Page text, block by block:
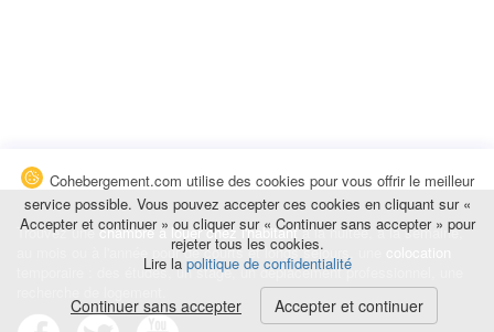
Trouvez unechambre à louer chez l'habitantà la nuitée, à la semaine,
au mois ou à l'année pour de courts et longs séjours, une
temporaire : des études, un stage, un déplacement professionnel, une
Cohebergement.com utilise des cookies pour vous offrir le meilleur
service possible. Vous pouvez accepter ces cookies en cliquant sur «
Accepter et continuer » ou cliquer sur « Continuer sans accepter » pour
rejeter tous les cookies.
Lire la politique de confidentialité
Continuer sans accepter Accepter et continuer